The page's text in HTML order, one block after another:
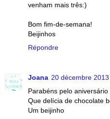
venham mais três:)
Bom fim-de-semana!
Beijinhos
Répondre
Joana 20 décembre
Parabéns pelo aniversário
Que delícia de chocolate
Um beijinho